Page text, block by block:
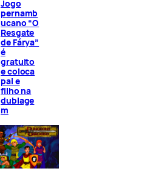
Jogo
pernamb
ucano “O
Resgate
de Fárya”
é
gratuito
e coloca
pai e
filho na
dublage
m